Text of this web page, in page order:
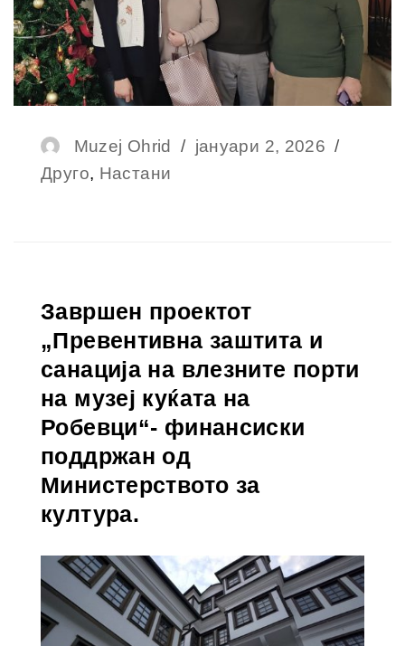
Muzej Ohrid
јануари 2, 2026
Друго, Настани
Завршен проектот
„Превентивна заштита и
санација на влезните порти
на музеј куќата на
Робевци“- финансиски
поддржан од
Министерството за
култура.